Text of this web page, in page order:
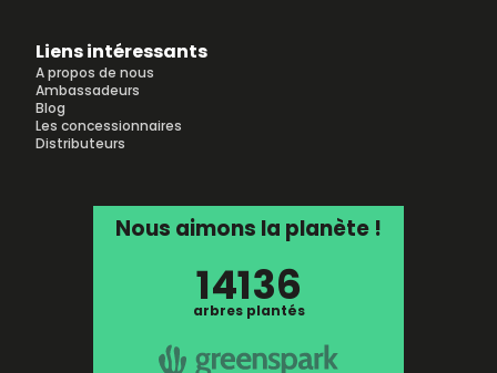
Liens intéressants
A propos de nous
Ambassadeurs
Blog
Les concessionnaires
Distributeurs
Nous aimons la planète !
14136
arbres plantés